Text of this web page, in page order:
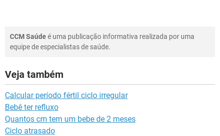
CCM Saúdeé uma publicação informativa realizada por uma
equipe de especialistas de saúde.
Veja também
Calcular período fértil ciclo irregular
Bebê ter refluxo
Quantos cm tem um bebe de 2 meses
Ciclo atrasado